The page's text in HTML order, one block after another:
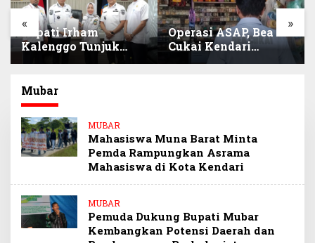
« »
Operasi ASAP, Bea
Cukai Kendari
Selamatkan
Miliaran Rupiah
Melalui Penindakan
Barang Kena Cukai
Ilegal
Peringati HUT ke-
XXVI, IAD Wilayah
Sultra Beri Santunan
Mubar
MUBAR
Mahasiswa Muna Barat Minta
Pemda Rampungkan Asrama
Mahasiswa di Kota Kendari
MUBAR
Pemuda Dukung Bupati Mubar
Kembangkan Potensi Daerah dan